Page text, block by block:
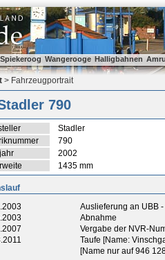
Spiekeroog Wangerooge Halligbahnen
> Fahrzeugportrait
790
Stadler
790
2002
1435 mm
Auslieferung an UBB
Abnahme
Vergabe der NVR-
Taufe [Name:
[Name nur auf 946